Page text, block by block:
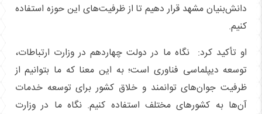
دانش‌بنیان مشهد قرار دهیم تا از ظرفیت‌های این حوزه استفاده
کنیم.
او تأکید کرد: نگاه ما در دولت چهاردهم در وزارت ارتباطات،
توسعه دیپلماسی فناوری است؛ به این معنا که ما بتوانیم از
ظرفیت جوان‌های توانمند و خلاق کشور برای توسعه خدمات
آن‌ها به کشورهای مختلف استفاده کنیم. نگاه ما در وزارت